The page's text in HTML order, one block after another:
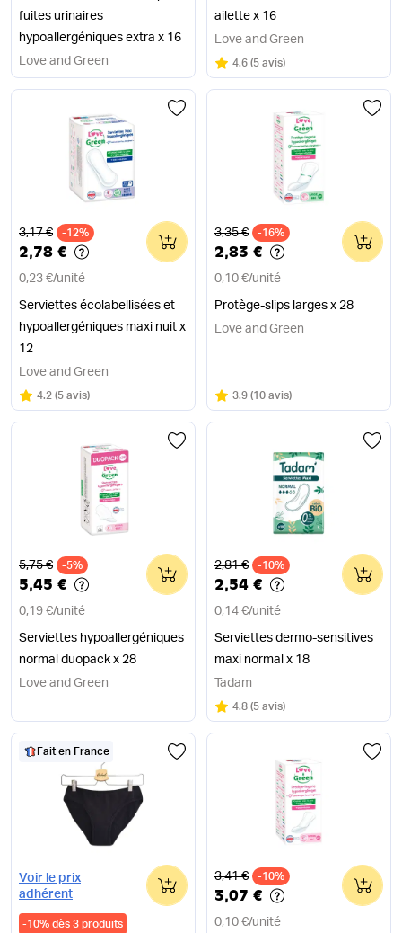
fuites urinaires
hypoallergéniques extra x 16
Love and Green
ailette x 16
Love and Green
Note
4.6 sur 5
(5 avis)
Ancien prix
3,17 € -12%
2,78 €
0,23 €/unité
Serviettes écolabellisées et
hypoallergéniques maxi nuit x
12
0
Love and Green
Note
4.2 sur 5
(5 avis)
Ancien prix
3,35 € -16%
2,83 €
0,10 €/unité
Protège-slips larges x 28
0
Love and Green
Note
3.9 sur 5
(10 avis)
Ancien prix
5,75 € -5%
5,45 €
0,19 €/unité
Serviettes hypoallergéniques
normal duopack x 28
0
Love and Green
Ancien prix
2,81 € -10%
2,54 €
0,14 €/unité
Serviettes dermo-sensitives
maxi normal x 18
0
Tadam
Note
4.8 sur 5
(5 avis)
Fait en France
Voir le prix
adhérent
-10% dès 3 produits
0 Ancien prix
3,41 € -10%
3,07 €
0,10 €/unité
0